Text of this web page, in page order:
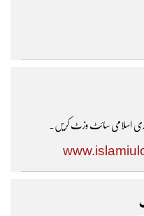
اسلامی سائٹ وزٹ کریں۔